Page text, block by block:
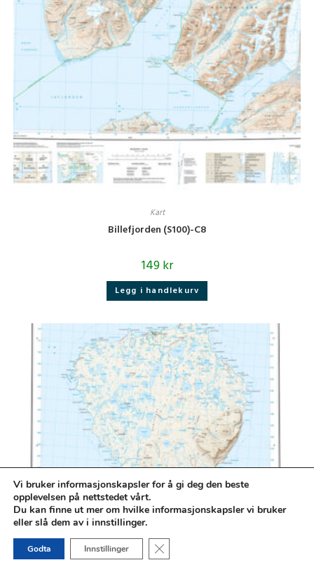
Kart
Billefjorden (S100)-C8
149kr
Legg i handlekurv
Vi bruker informasjonskapsler for å gi deg den beste
opplevelsen på nettstedet vårt.
Du kan finne ut mer om hvilke informasjonskapsler vi bruker
eller slå dem av i innstillinger.
Godta Innstillinger Lukk GDPR Infokapsel-banner